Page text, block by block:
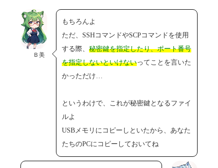
Ｂ美
もちろんよ
ただ、SSHコマンドやSCPコマンドを使用
する際、 秘密鍵を指定したり、ポート番号
を指定しないといけないってことを言いた
かっただけ…
というわけで、これが秘密鍵となるファイ
ルよ
USBメモリにコピーしといたから、あなた
たちのPCにコピーしておいてね